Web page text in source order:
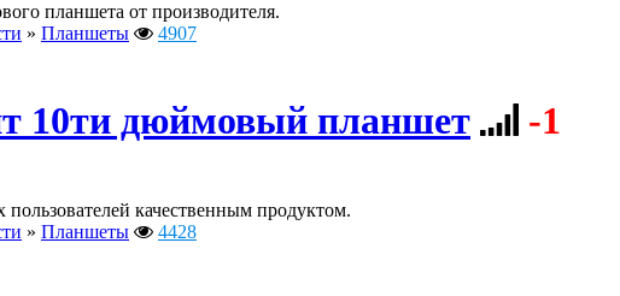
планшета от производителя.
» Планшеты
4907
10ти дюймовый планшет -1
качественным продуктом.
» Планшеты
4428